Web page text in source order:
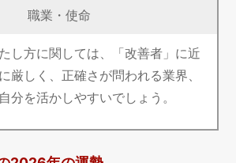
職業・使命
し方に関しては、「改善者」に近
厳しく、正確さが問われる業界、
分を活かしやすいでしょう。